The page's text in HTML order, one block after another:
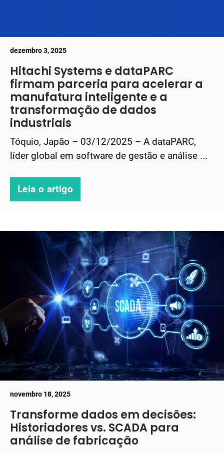
dezembro 3, 2025
Hitachi Systems e dataPARC
firmam parceria para acelerar a
manufatura inteligente e a
transformação de dados
industriais
Tóquio, Japão – 03/12/2025 – A dataPARC,
líder global em software de gestão e análise ...
Leia o artigo
novembro 18, 2025
Transforme dados em decisões:
Historiadores vs. SCADA para
análise de fabricação